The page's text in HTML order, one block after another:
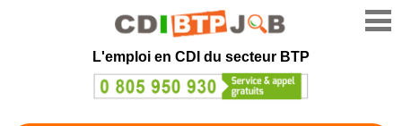
L'emploi en CDI du secteur BTP